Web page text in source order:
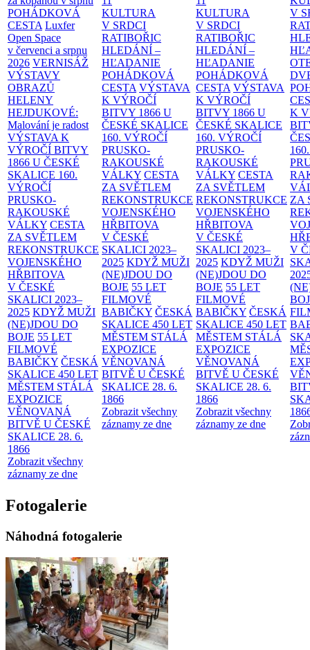
POHÁDKOVÁ
CESTA Luxfer
Open Space
v červenci a srpnu
2026 VERNISÁŽ
VÝSTAVY
OBRAZŮ
HELENY
HEJDUKOVÉ:
Malování je radost
VÝSTAVA K
VÝROČÍ BITVY
1866 U ČESKÉ
SKALICE 160.
VÝROČÍ
PRUSKO-
RAKOUSKÉ
VÁLKY CESTA
ZA SVĚTLEM
REKONSTRUKCE
VOJENSKÉHO
HŘBITOVA
V ČESKÉ
SKALICI 2023–
2025 KDYŽ MUŽI
(NE)JDOU DO
BOJE 55 LET
FILMOVÉ
BABIČKY ČESKÁ
SKALICE 450 LET
MĚSTEM STÁLÁ
EXPOZICE
VĚNOVANÁ
BITVĚ U ČESKÉ
SKALICE 28. 6.
1866
Zobrazit všechny
záznamy ze dne
KULTURA
V SRDCI
RATIBOŘIC
HLEDÁNÍ –
HĽADANIE
POHÁDKOVÁ
CESTA VÝSTAVA
K VÝROČÍ
BITVY 1866 U
ČESKÉ SKALICE
160. VÝROČÍ
PRUSKO-
RAKOUSKÉ
VÁLKY CESTA
ZA SVĚTLEM
REKONSTRUKCE
VOJENSKÉHO
HŘBITOVA
V ČESKÉ
SKALICI 2023–
2025 KDYŽ MUŽI
(NE)JDOU DO
BOJE 55 LET
FILMOVÉ
BABIČKY ČESKÁ
SKALICE 450 LET
MĚSTEM STÁLÁ
EXPOZICE
VĚNOVANÁ
BITVĚ U ČESKÉ
SKALICE 28. 6.
1866
Zobrazit všechny
záznamy ze dne
KULTURA
V SRDCI
RATIBOŘIC
HLEDÁNÍ –
HĽADANIE
POHÁDKOVÁ
CESTA VÝSTAVA
K VÝROČÍ
BITVY 1866 U
ČESKÉ SKALICE
160. VÝROČÍ
PRUSKO-
RAKOUSKÉ
VÁLKY CESTA
ZA SVĚTLEM
REKONSTRUKCE
VOJENSKÉHO
HŘBITOVA
V ČESKÉ
SKALICI 2023–
2025 KDYŽ MUŽI
(NE)JDOU DO
BOJE 55 LET
FILMOVÉ
BABIČKY ČESKÁ
SKALICE 450 LET
MĚSTEM STÁLÁ
EXPOZICE
VĚNOVANÁ
BITVĚ U ČESKÉ
SKALICE 28. 6.
1866
Zobrazit všechny
záznamy ze dne
V
K
ZA
V
Fotogalerie
Náhodná fotogalerie